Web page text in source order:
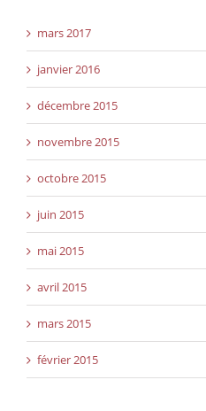
mars 2017
janvier 2016
décembre 2015
novembre 2015
octobre 2015
juin 2015
mai 2015
avril 2015
mars 2015
février 2015